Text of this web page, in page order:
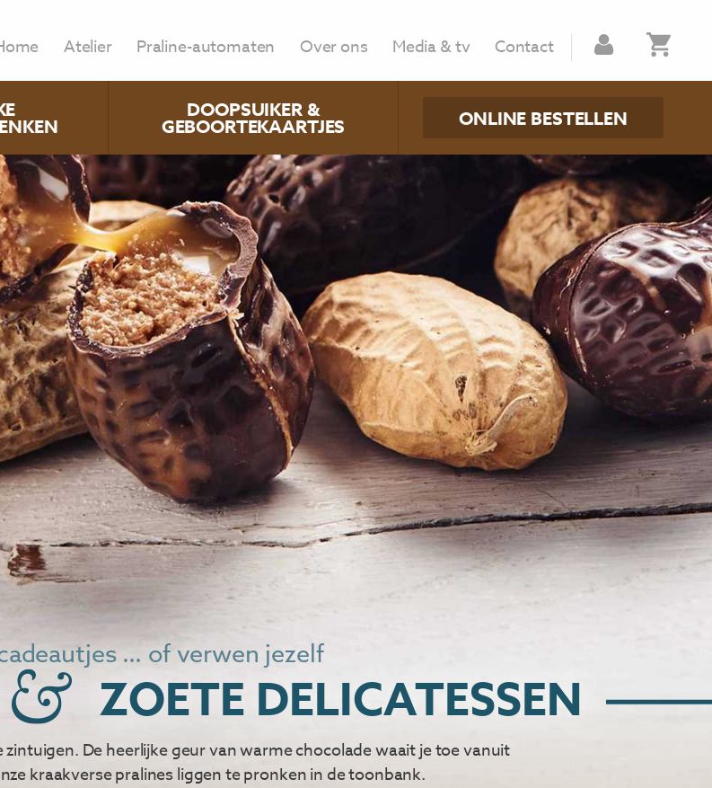
Atelier Praline-automaten Over ons Media & tv Contact
DOOPSUIKER &
GEBOORTEKAARTJES ONLINE BESTELLEN
… of verwen jezelf
ZOETE DELICATESSEN
zintuigen. De heerlijke geur van warme chocolade waait je toe vanuit
kraakverse pralines liggen te pronken in de toonbank.